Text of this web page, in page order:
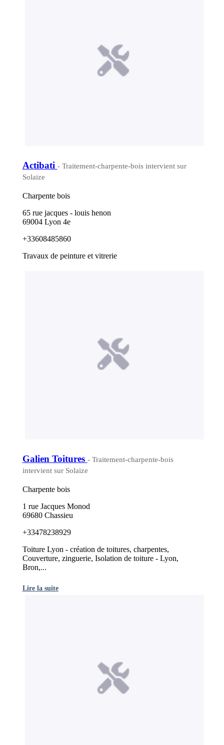
Actibati - Traitement-charpente-bois intervient sur
Solaize
Charpente bois
65 rue jacques - louis henon
69004 Lyon 4e
+33608485860
Travaux de peinture et vitrerie
Galien Toitures - Traitement-charpente-bois
intervient sur Solaize
Charpente bois
1 rue Jacques Monod
69680 Chassieu
+33478238929
Toiture Lyon - création de toitures, charpentes,
Couverture, zinguerie, Isolation de toiture - Lyon,
Bron,...
Lire la suite